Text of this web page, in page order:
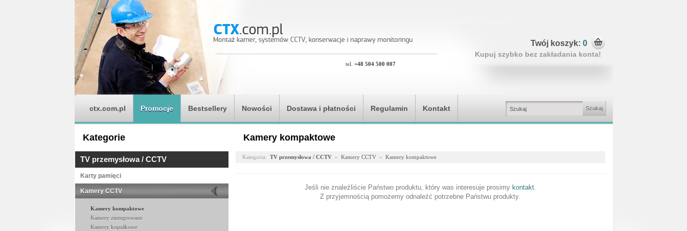
tel. +48 504 500 007
Twój koszyk: 0
Kupuj szybko bez zakładania konta!
ctx.com.pl Promocje Bestsellery Nowości Dostawa i płatności Regulamin Kontakt
Kategorie
TV przemysłowa / CCTV
Karty pamięci
Kamery CCTV
Kamery kompaktowe
Kamery zintegrowane
Kamery kopułkowe
Kamery kompaktowe
Kategoria: TV przemysłowa / CCTV» Kamery CCTV» Kamery kompaktowe
Jeśli nie znaleźliście Państwo produktu, który was interesuje prosimy kontakt.
Z przyjemnością pomożemy odnaleźć potrzebne Państwu produkty.